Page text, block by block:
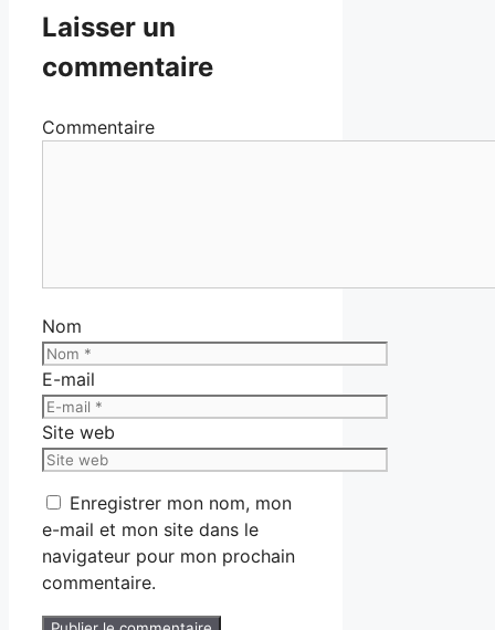
Laisser un
commentaire
Commentaire
Nom
E-mail
Site web
Enregistrer mon nom, mon
e-mail et mon site dans le
navigateur pour mon prochain
commentaire.